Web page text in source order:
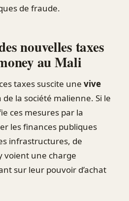
de fraude.
nouvelles taxes
au Mali
taxes suscite une vive
de la société malienne. Si le
ces mesures par la
les finances publiques
infrastructures, de
voient une charge
sur leur pouvoir d’achat